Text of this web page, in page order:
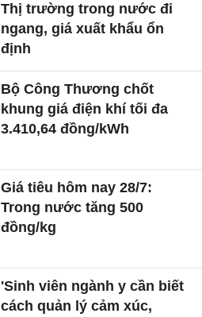
Thị trường trong nước đi
ngang, giá xuất khẩu ổn
định
Bộ Công Thương chốt
khung giá điện khí tối đa
3.410,64 đồng/kWh
Giá tiêu hôm nay 28/7:
Trong nước tăng 500
đồng/kg
'Sinh viên ngành y cần biết
cách quản lý cảm xúc,